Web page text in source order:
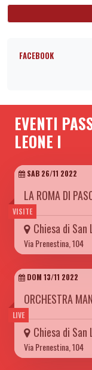
FACEBOOK
EVENTI
LEONE I
VISITE
SAB 26/11 2022
LA ROMA DI
Chiesa di San
Via Prenestina, 104
LIVE
DOM 13/11 2022
ORCHESTRA
Chiesa di San
Via Prenestina, 104